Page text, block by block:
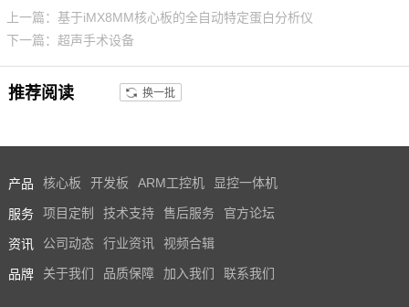
款处理器功能接口资源丰富，供
货周期长。
上一篇：基于iMX8MM核心板的全自动特定蛋白分析仪
下一篇：超声手术设备
推荐阅读 换一批
产品 核心板 开发板 ARM工控机 显控一体机
服务 项目定制 技术支持 售后服务 官方论坛
资讯 公司动态 行业资讯 视频合辑
品牌 关于我们 品质保障 加入我们 联系我们